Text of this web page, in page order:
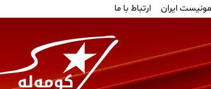
ایران ارتباط با ما